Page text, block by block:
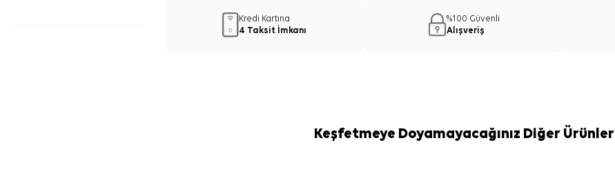
Kredi Kartına
4 Taksit İmkanı
%100 Güvenli
Alışveriş
Keşfetmeye Doyamayacağınız Diğer Ürünler